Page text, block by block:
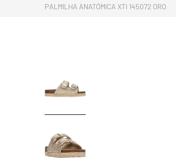
PALMILHA ANATÓMICA XTI 145072 ORO